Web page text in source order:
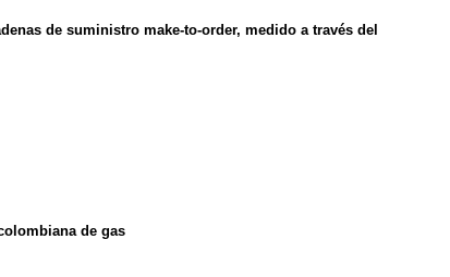
de suministro make-to-order, medido a través del
de gas